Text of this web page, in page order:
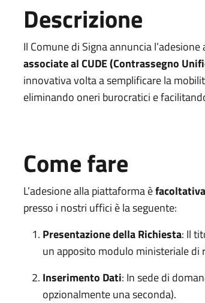
Descrizione
Il Comune di Signa annuncia l’adesione
associate al CUDE (Contrassegno
innovativa volta a semplificare la
eliminando oneri burocratici e
Come fare
L’adesione alla piattaforma èfacoltativa
presso i nostri uffici è la seguente:
Presentazione della Richiesta: Il
un apposito modulo ministeriale di
Inserimento Dati: In sede di
opzionalmente una seconda).